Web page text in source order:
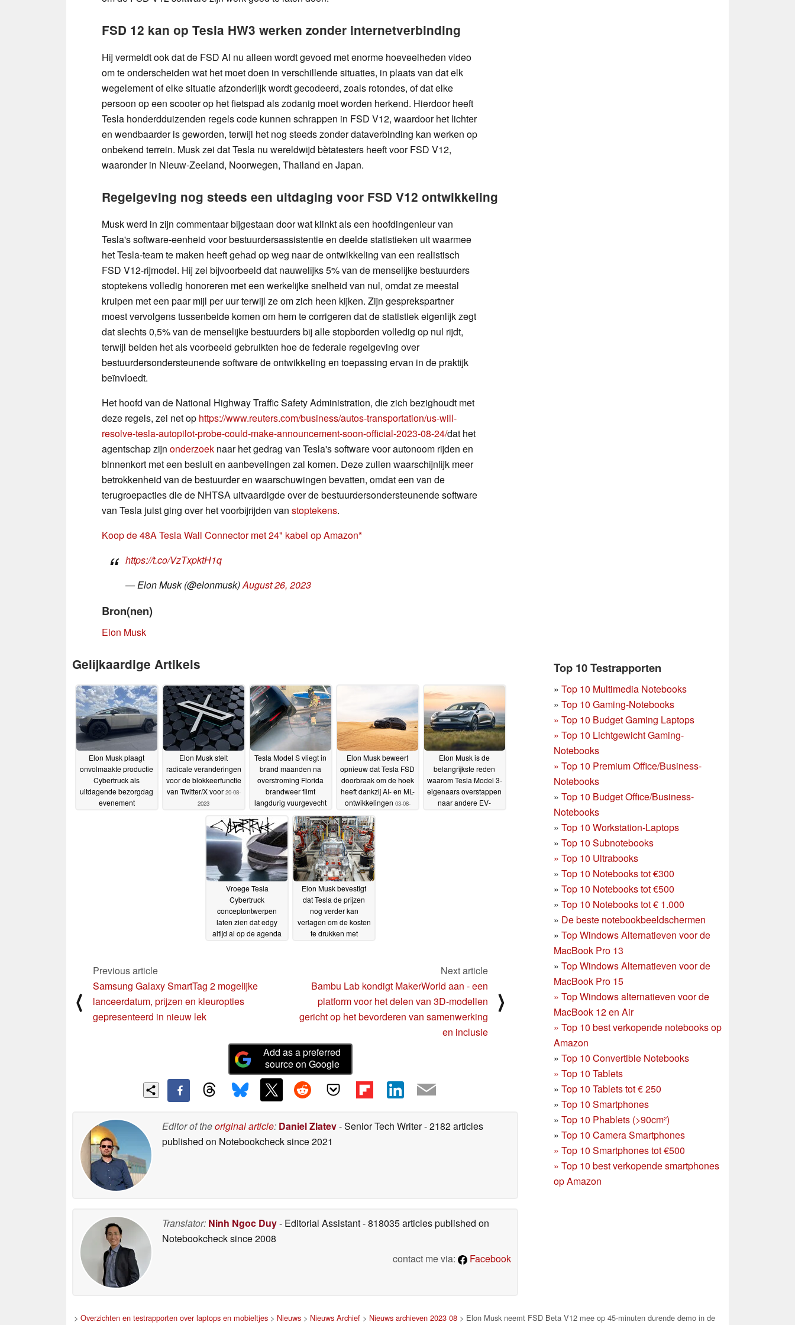
FSD 12 kan op Tesla HW3 werken zonder internetverbinding
Hij vermeldt ook dat de FSD AI nu alleen wordt gevoed met enorme hoeveelheden video
om te onderscheiden wat het moet doen in verschillende situaties, in plaats van dat elk
wegelement of elke situatie afzonderlijk wordt gecodeerd, zoals rotondes, of dat elke
persoon op een scooter op het fietspad als zodanig moet worden herkend. Hierdoor heeft
Tesla honderdduizenden regels code kunnen schrappen in FSD V12, waardoor het lichter
en wendbaarder is geworden, terwijl het nog steeds zonder dataverbinding kan werken op
onbekend terrein. Musk zei dat Tesla nu wereldwijd bètatesters heeft voor FSD V12,
waaronder in Nieuw-Zeeland, Noorwegen, Thailand en Japan.
Regelgeving nog steeds een uitdaging voor FSD V12 ontwikkeling
Musk werd in zijn commentaar bijgestaan door wat klinkt als een hoofdingenieur van
Tesla's software-eenheid voor bestuurdersassistentie en deelde statistieken uit waarmee
het Tesla-team te maken heeft gehad op weg naar de ontwikkeling van een realistisch
FSD V12-rijmodel. Hij zei bijvoorbeeld dat nauwelijks 5% van de menselijke bestuurders
stoptekens volledig honoreren met een werkelijke snelheid van nul, omdat ze meestal
kruipen met een paar mijl per uur terwijl ze om zich heen kijken. Zijn gesprekspartner
moest vervolgens tussenbeide komen om hem te corrigeren dat de statistiek eigenlijk zegt
dat slechts 0,5% van de menselijke bestuurders bij alle stopborden volledig op nul rijdt,
terwijl beiden het als voorbeeld gebruikten hoe de federale regelgeving over
bestuurdersondersteunende software de ontwikkeling en toepassing ervan in de praktijk
beïnvloedt.
Het hoofd van de National Highway Traffic Safety Administration, die zich bezighoudt met
deze regels, zei net op https://www.reuters.com/business/autos-transportation/us-will-
resolve-tesla-autopilot-probe-could-make-announcement-soon-official-2023-08-24/dat het
agentschap zijn onderzoek naar het gedrag van Tesla's software voor autonoom rijden en
binnenkort met een besluit en aanbevelingen zal komen. Deze zullen waarschijnlijk meer
betrokkenheid van de bestuurder en waarschuwingen bevatten, omdat een van de
terugroepacties die de NHTSA uitvaardigde over de bestuurdersondersteunende software
van Tesla juist ging over het voorbijrijden van stoptekens.
Koop de 48A Tesla Wall Connector met 24" kabel op Amazon
https://t.co/VzTxpktH1q
— Elon Musk (@elonmusk)August 26, 2023
Bron(nen)
Elon Musk
Top 10 Testrapporten
» Top 10 Multimedia Notebooks
» Top 10 Gaming-Notebooks
» Top 10 Budget Gaming Laptops
» Top 10 Lichtgewicht Gaming-
Notebooks
» Top 10 Premium Office/Business-
Notebooks
» Top 10 Budget Office/Business-
Notebooks
» Top 10 Workstation-Laptops
» Top 10 Subnotebooks
» Top 10 Ultrabooks
» Top 10 Notebooks tot €300
» Top 10 Notebooks tot €500
» Top 10 Notebooks tot € 1.000
» De beste notebookbeeldschermen
» Top Windows Alternatieven voor de
MacBook Pro 13
» Top Windows Alternatieven voor de
MacBook Pro 15
» Top Windows alternatieven voor de
MacBook 12 en Air
» Top 10 best verkopende notebooks op
Amazon
» Top 10 Convertible Notebooks
» Top 10 Tablets
» Top 10 Tablets tot € 250
» Top 10 Smartphones
» Top 10 Phablets (>90cm²)
» Top 10 Camera Smartphones
» Top 10 Smartphones tot €500
» Top 10 best verkopende smartphones
op Amazon
Gelijkaardige Artikels
Elon Musk plaagt
onvolmaakte productie
Cybertruck als
uitdagende bezorgdag
evenement
Elon Musk stelt
radicale veranderingen
voor de blokkeerfunctie
van Twitter/X voor 20-08-
2023
Tesla Model S vliegt in
brand maanden na
overstroming Florida
brandweer filmt
langdurig vuurgevecht
08-08-
2023
Elon Musk beweert
opnieuw dat Tesla FSD
doorbraak om de hoek
heeft dankzij AI- en ML-
ontwikkelingen 03-08-
2023
Elon Musk is de
belangrijkste reden
waarom Tesla Model 3-
eigenaars overstappen
naar andere EV-
Vroege Tesla
Cybertruck
conceptontwerpen
laten zien dat edgy
altijd al op de agenda
Elon Musk bevestigt
dat Tesla de prijzen
nog verder kan
verlagen om de kosten
te drukken met
⟨
Previous article
Samsung Galaxy SmartTag 2 mogelijke
lanceerdatum, prijzen en kleuropties
gepresenteerd in nieuw lek
Next article
Bambu Lab kondigt MakerWorld aan - een
platform voor het delen van 3D-modellen
gericht op het bevorderen van samenwerking
en inclusie
⟩
Add as a preferred
source on Google
Editor of theoriginal article: Daniel Zlatev- Senior Tech Writer- 2182 articles
published on Notebookchecksince 2021
Translator: Ninh Ngoc Duy- Editorial Assistant- 818035 articles published on
Notebookchecksince 2008
contact me via:
Facebook
> Overzichten en testrapporten over laptops en mobieltjes > Nieuws > Nieuws Archief > Nieuws archieven 2023 08 > Elon Musk neemt FSD Beta V12 mee op 45-minuten durende demo in de